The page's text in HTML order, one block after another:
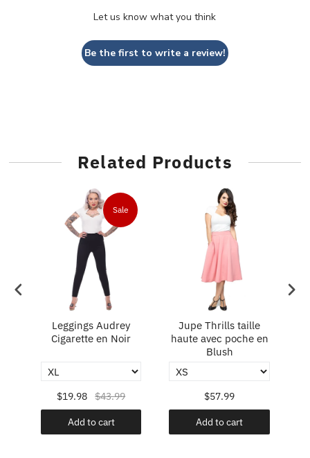
Let us know what you think
Be the first to write a review!
Related Products
Sale
Leggings Audrey
Cigarette en Noir
$19.98 $43.99
Add to cart
Jupe Thrills taille
haute avec poche en
Blush
$57.99
Add to cart